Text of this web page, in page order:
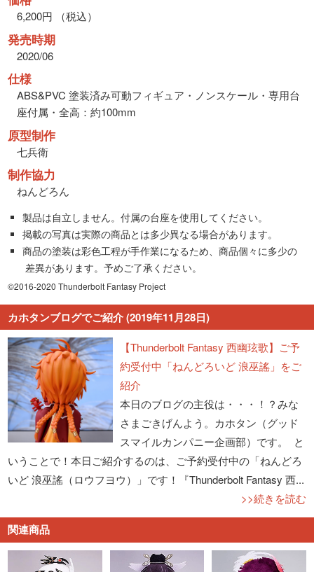
6,200円 （税込）
発売時期
2020/06
仕様
ABS&PVC 塗装済み可動フィギュア・ノンスケール・専用台
座付属・全高：約100mm
原型制作
七兵衛
制作協力
ねんどろん
製品は自立しません。付属の台座を使用してください。
掲載の写真は実際の商品とは多少異なる場合があります。
商品の塗装は彩色工程が手作業になるため、商品個々に多少の
差異があります。予めご了承ください。
©2016-2020 Thunderbolt Fantasy Project
カホタンブログでご紹介 (2019年11月28日)
【Thunderbolt Fantasy 西幽玹歌】ご予
約受付中「ねんどろいど 浪巫謠」をご
紹介
本日のブログの主役は・・・！？みな
さまごきげんよう。カホタン（グッド
スマイルカンパニー企画部）です。 と
いうことで！本日ご紹介するのは、ご予約受付中の「ねんどろ
いど 浪巫謠（ロウフヨウ）」です！『Thunderbolt Fantasy 西...
>>続きを読む
関連商品